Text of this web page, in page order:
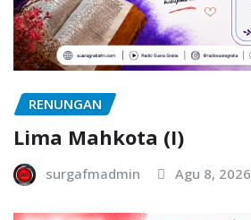
RENUNGAN
Lima Mahkota (I)
surgafmadmin Agu 8, 2026